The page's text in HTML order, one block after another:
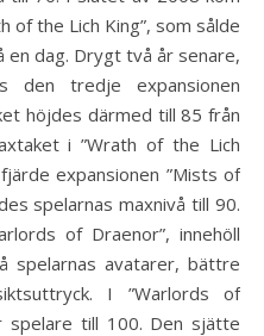
of the Lich King”, som sålde
dag. Drygt två år senare,
den tredje expansionen
höjdes därmed till 85 från
i ”Wrath of the Lich
expansionen ”Mists of
spelarnas maxnivå till 90.
of Draenor”, innehöll
spelarnas avatarer, bättre
I ”Warlords of
spelare till 100. Den sjätte